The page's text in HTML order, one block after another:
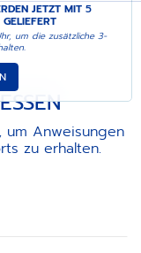
JETZT MIT5
GELIEFERT
um die zusätzliche 3-
um Anweisungen
zu erhalten.